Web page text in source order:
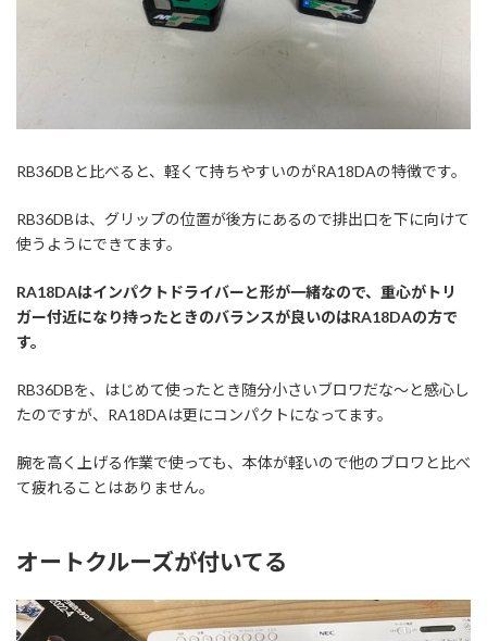
RB36DBと比べると、軽くて持ちやすいのがRA18DAの特徴です。
RB36DBは、グリップの位置が後方にあるので排出口を下に向けて
使うようにできてます。
RA18DAはインパクトドライバーと形が一緒なので、重心がトリ
ガー付近になり持ったときのバランスが良いのはRA18DAの方で
す。
RB36DBを、はじめて使ったとき随分小さいブロワだな～と感心し
たのですが、RA18DAは更にコンパクトになってます。
腕を高く上げる作業で使っても、本体が軽いので他のブロワと比べ
て疲れることはありません。
オートクルーズが付いてる